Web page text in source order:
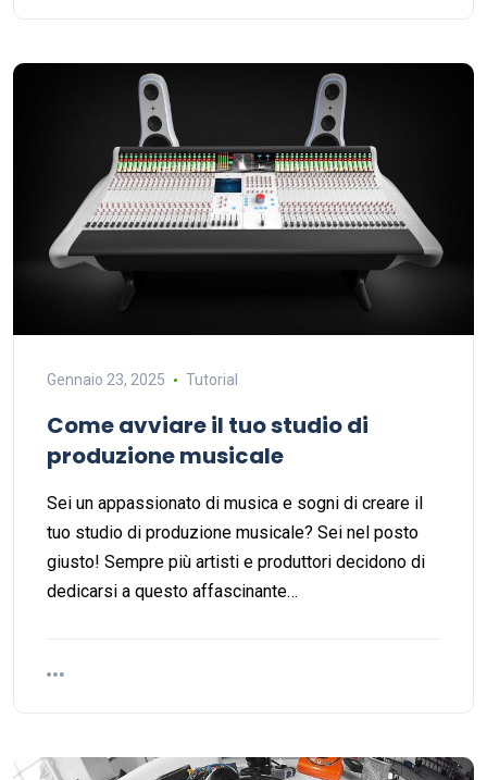
Gennaio 23, 2025 Tutorial
Come avviare il tuo studio di
produzione musicale
Sei un appassionato di musica e sogni di creare il
tuo studio di produzione musicale? Sei nel posto
giusto! Sempre più artisti e produttori decidono di
dedicarsi a questo affascinante…